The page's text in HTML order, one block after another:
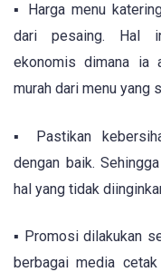
▪ Harga menu
dari pesaing. Hal
ekonomis dimana ia
murah dari menu yang
▪ Pastikan
dengan baik.
hal yang tidak
▪ Promosi dilakukan
berbagai media